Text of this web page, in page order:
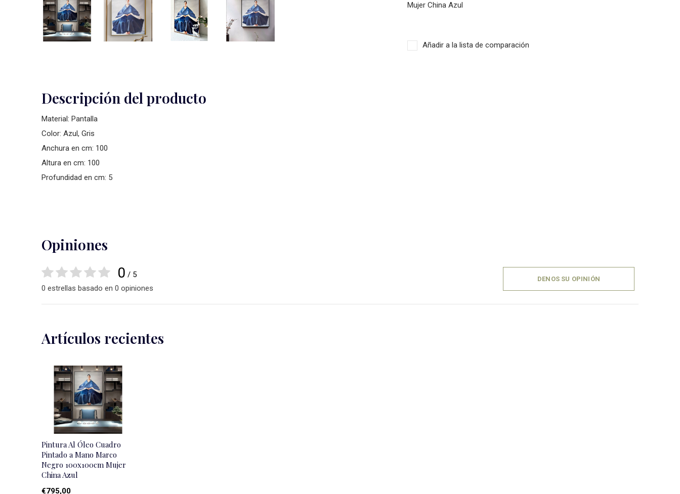
Mujer China Azul
Añadir a la lista de comparación
Descripción del producto
Material: Pantalla
Color: Azul, Gris
Anchura en cm: 100
Altura en cm: 100
Profundidad en cm: 5
Opiniones
0 / 5
0 estrellas basado en 0 opiniones
DENOS SU OPINIÓN
Artículos recientes
Pintura Al Óleo Cuadro
Pintado a Mano Marco
Negro 100x100cm Mujer
China Azul
€795,00